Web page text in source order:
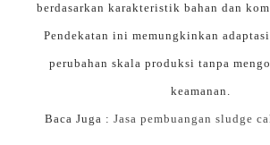
berdasarkan karakteristik bahan dan
Pendekatan ini memungkinkan
perubahan skala produksi tanpa
keamanan.
Baca Juga : Jasa pembuangan sludge